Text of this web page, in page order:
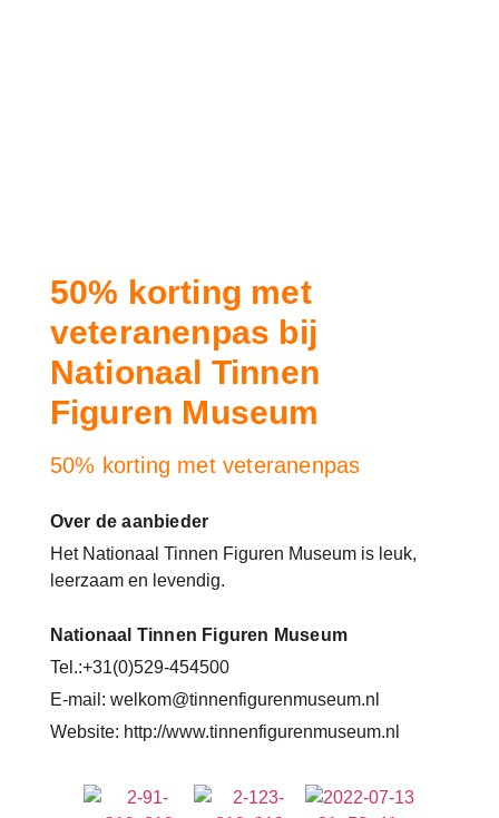
50% korting met
veteranenpas bij
Nationaal Tinnen
Figuren Museum
50% korting met veteranenpas
Over de aanbieder
Het Nationaal Tinnen Figuren Museum is leuk,
leerzaam en levendig.
Nationaal Tinnen Figuren Museum
Tel.:+31(0)529-454500
E-mail: welkom@tinnenfigurenmuseum.nl
Website: http://www.tinnenfigurenmuseum.nl